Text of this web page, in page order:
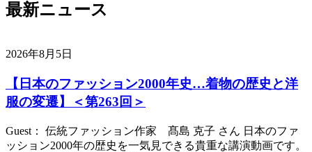
最新ニュース
2026年8月5日
【日本のファッション2000年史…着物の歴史と洋
服の変遷】＜第263回＞
Guest： 伝統ファッション作家 髙島 克子 さん 日本のファ
ッション2000年の歴史を一気見できる貴重な講演動画です。